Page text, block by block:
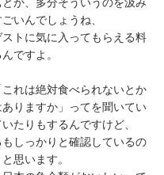
か、多分そういうのを汲み
いんでしょうね、
トに気に入ってもらえる料
ですよ。
これは絶対食べられないとか
りますか」ってを聞いてい
たりもするんですけど、
しっかりと確認しているの
思います。